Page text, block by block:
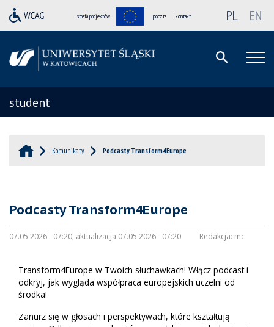
strefa projektów poczta kontakt PL EN
student
Komunikaty Podcasty Transform4Europe
Podcasty Transform4Europe
07.05.2026 - 07:20, aktualizacja 07.05.2026 - 07:20 Redakcja: mc
Transform4Europe w Twoich słuchawkach! Włącz podcast i
odkryj, jak wygląda współpraca europejskich uczelni od
środka!
Zanurz się w głosach i perspektywach, które kształtują